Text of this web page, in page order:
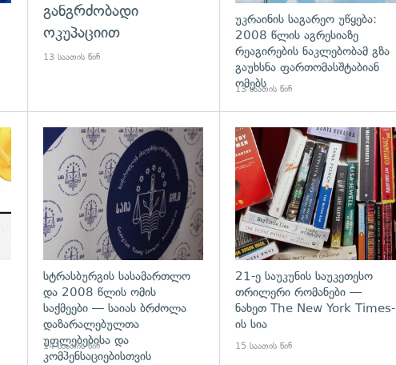
განგრძობადი
ოკუპაციით
13 საათის წინ
უკრაინის საგარეო უწყება:
2008 წლის აგრესიაზე
რეაგირების ნაკლებობამ გზა
გაუხსნა ფართომასშტაბიან
ომებს
13 საათის წინ
გადახედვა გადახედვა
სტრასბურგის სასამართლო
და 2008 წლის ომის
საქმეები — საიას ბრძოლა
დაზარალებულთა
უფლებებისა და
კომპენსაციებისთვის
14 საათის წინ
21-ე საუკუნის საუკეთესო
თრილერი რომანები —
ნახეთ The New York Times-
ის სია
15 საათის წინ